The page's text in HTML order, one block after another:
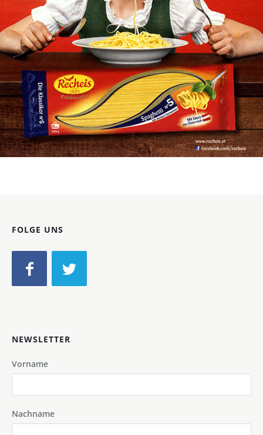
Bild-ID: 72108
FOLGE UNS
NEWSLETTER
Vorname
Nachname